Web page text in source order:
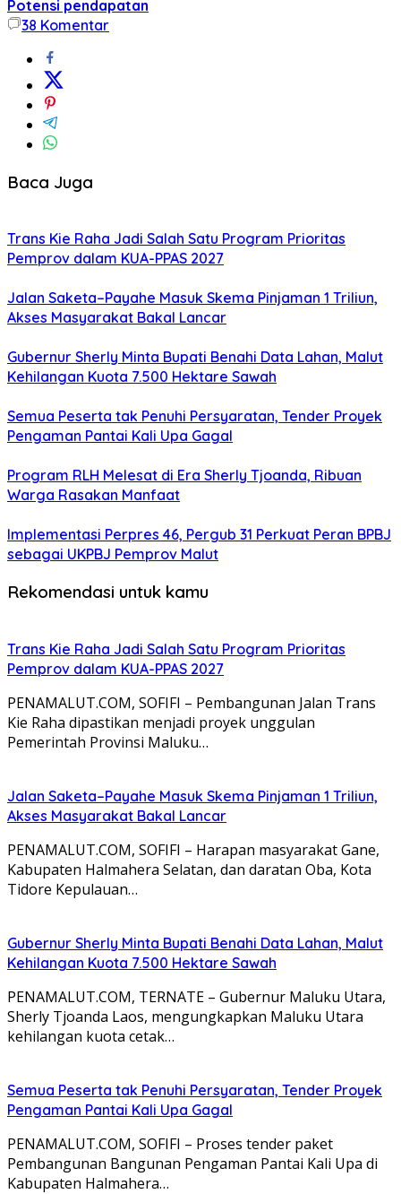
Potensi pendapatan
38 Komentar
Baca Juga
Trans Kie Raha Jadi Salah Satu Program Prioritas
Pemprov dalam KUA-PPAS 2027
Jalan Saketa–Payahe Masuk Skema Pinjaman 1 Triliun,
Akses Masyarakat Bakal Lancar
Gubernur Sherly Minta Bupati Benahi Data Lahan, Malut
Kehilangan Kuota 7.500 Hektare Sawah
Semua Peserta tak Penuhi Persyaratan, Tender Proyek
Pengaman Pantai Kali Upa Gagal
Program RLH Melesat di Era Sherly Tjoanda, Ribuan
Warga Rasakan Manfaat
Implementasi Perpres 46, Pergub 31 Perkuat Peran BPBJ
sebagai UKPBJ Pemprov Malut
Rekomendasi untuk kamu
Trans Kie Raha Jadi Salah Satu Program Prioritas
Pemprov dalam KUA-PPAS 2027
PENAMALUT.COM, SOFIFI – Pembangunan Jalan Trans
Kie Raha dipastikan menjadi proyek unggulan
Pemerintah Provinsi Maluku…
Jalan Saketa–Payahe Masuk Skema Pinjaman 1 Triliun,
Akses Masyarakat Bakal Lancar
PENAMALUT.COM, SOFIFI – Harapan masyarakat Gane,
Kabupaten Halmahera Selatan, dan daratan Oba, Kota
Tidore Kepulauan…
Gubernur Sherly Minta Bupati Benahi Data Lahan, Malut
Kehilangan Kuota 7.500 Hektare Sawah
PENAMALUT.COM, TERNATE – Gubernur Maluku Utara,
Sherly Tjoanda Laos, mengungkapkan Maluku Utara
kehilangan kuota cetak…
Semua Peserta tak Penuhi Persyaratan, Tender Proyek
Pengaman Pantai Kali Upa Gagal
PENAMALUT.COM, SOFIFI – Proses tender paket
Pembangunan Bangunan Pengaman Pantai Kali Upa di
Kabupaten Halmahera…